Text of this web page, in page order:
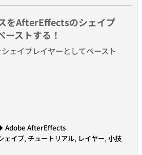
をAfterEffectsのシェイプ
ーストする！
ェイプレイヤーとしてペースト
Adobe AfterEffects
ェイプ, チュートリアル, レイヤー, 小技